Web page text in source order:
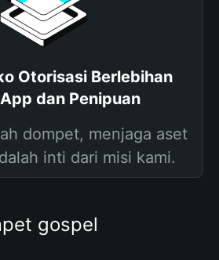
Otorisasi Berlebihan
dan Penipuan
dompet, menjaga aset
inti dari misi kami.
gospel